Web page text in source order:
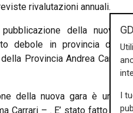
rivalutazioni annuali.
della nuova
debole in provincia di
Provincia Andrea
della nuova gara è un
Carrari – . E’ stato fatto un
I